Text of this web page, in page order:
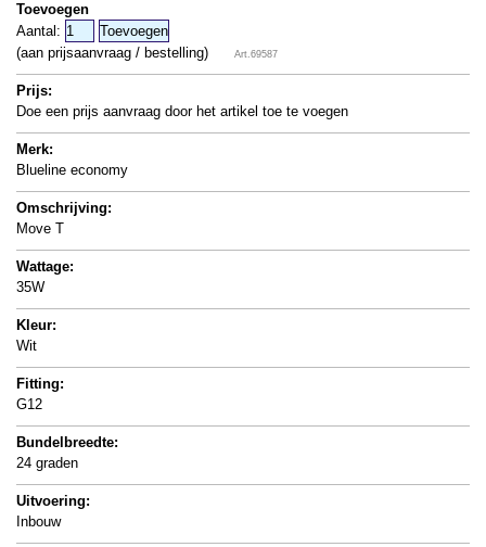
Toevoegen
Aantal:
(aan prijsaanvraag / bestelling)
Art.69587
Prijs:
Doe een prijs aanvraag door het artikel toe te voegen
Merk:
Blueline economy
Omschrijving:
Move T
Wattage:
35W
Kleur:
Wit
Fitting:
G12
Bundelbreedte:
24 graden
Uitvoering:
Inbouw